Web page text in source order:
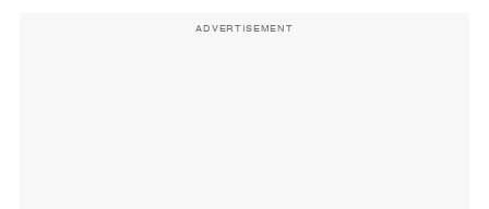
ADVERTISEMENT